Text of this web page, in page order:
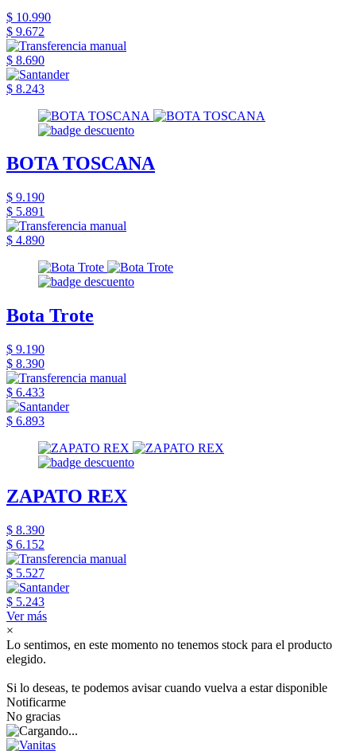
$ 10.990
$ 9.672
$ 8.690
$ 8.243
BOTA TOSCANA
$ 9.190
$ 5.891
$ 4.890
Bota Trote
$ 9.190
$ 8.390
$ 6.433
$ 6.893
ZAPATO REX
$ 8.390
$ 6.152
$ 5.527
$ 5.243
Ver más
×
Lo sentimos, en este momento no tenemos stock para el producto
elegido.
Si lo deseas, te podemos avisar cuando vuelva a estar disponible
Notificarme
No gracias